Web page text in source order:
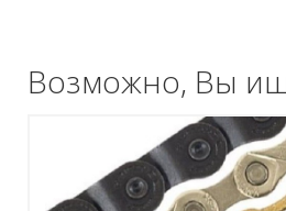
Возможно, Вы